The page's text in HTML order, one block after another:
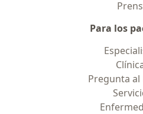
Para los
Pregunta al